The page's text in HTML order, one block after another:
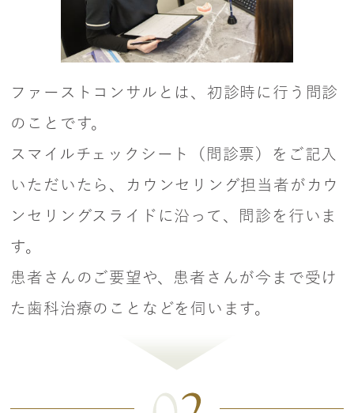
ファーストコンサルとは、初診時に行う問診
のことです。
スマイルチェックシート（問診票）をご記入
いただいたら、カウンセリング担当者がカウ
ンセリングスライドに沿って、問診を行いま
す。
患者さんのご要望や、患者さんが今まで受け
た歯科治療のことなどを伺います。